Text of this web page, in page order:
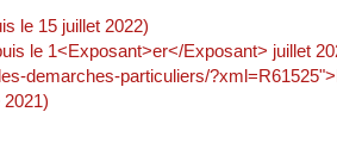
le 15 juillet 2022)
le 1<Exposant>er</Exposant> juillet
demarches-particuliers/